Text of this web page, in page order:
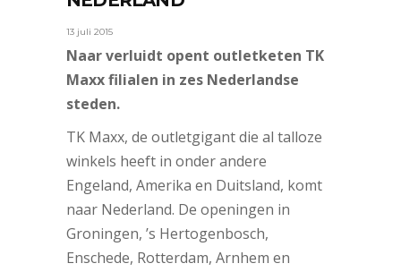
13 juli 2015
Naar verluidt opent outletketen TK
Maxx filialen in zes Nederlandse
steden.
TK Maxx, de outletgigant die al talloze
winkels heeft in onder andere
Engeland, Amerika en Duitsland, komt
naar Nederland. De openingen in
Groningen, ’s Hertogenbosch,
Enschede, Rotterdam, Arnhem en